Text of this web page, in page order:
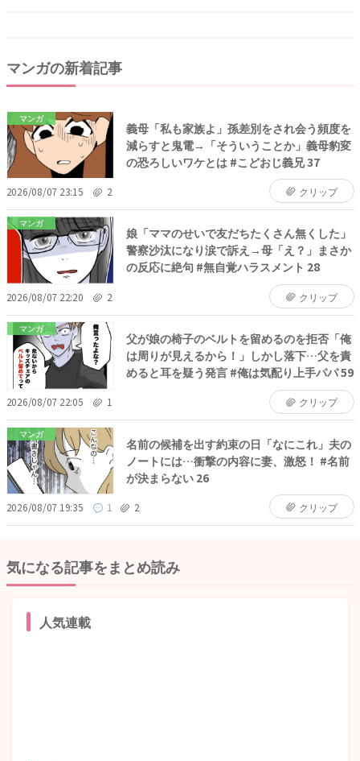
マンガの新着記事
マンガ
義母「私も家族よ」孫差別をされ会う頻度を
減らすと鬼電→「そういうことか」義母豹変
の恐ろしいワケとは #こどおじ義兄 37
2026/08/07 23:15 2 クリップ
マンガ
娘「ママのせいで友だちたくさん無くした」
警察沙汰になり涙で訴え→母「え？」まさか
の反応に絶句 #無自覚ハラスメント 28
2026/08/07 22:20 2 クリップ
マンガ
父が娘の椅子のベルトを留めるのを拒否「俺
は周りが見えるから！」しかし落下…父を責
めると耳を疑う発言 #俺は気配り上手パパ 59
2026/08/07 22:05 1 クリップ
マンガ
名前の候補を出す約束の日「なにこれ」夫の
ノートには…衝撃の内容に妻、激怒！ #名前
が決まらない 26
2026/08/07 19:35 1 2 クリップ
気になる記事をまとめ読み
人気連載